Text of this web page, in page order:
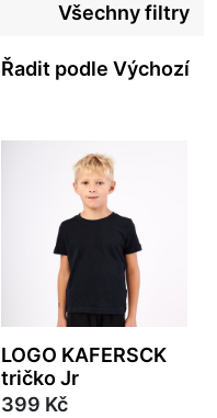
Všechny filtry
Řadit podle Výchozí
LOGO KAFERSCK
tričko Jr
399 Kč